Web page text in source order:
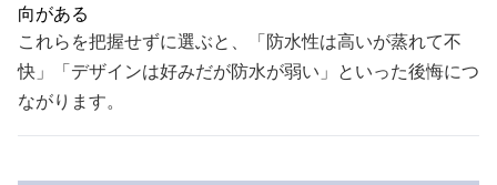
向がある
これらを把握せずに選ぶと、「防水性は高いが蒸れて不
快」「デザインは好みだが防水が弱い」といった後悔につ
ながります。